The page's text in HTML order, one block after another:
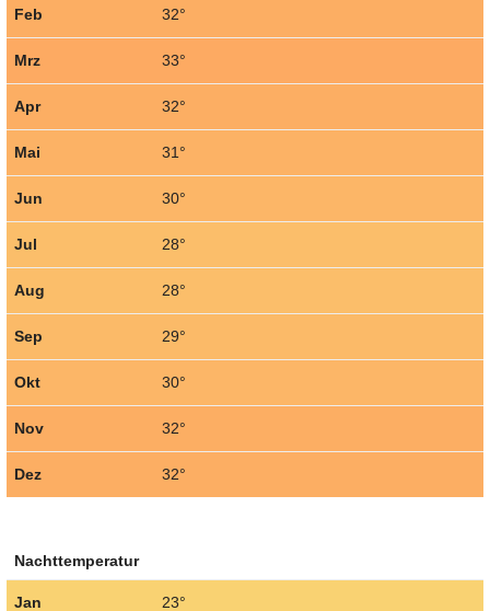
Feb 32°
Mrz 33°
Apr 32°
Mai 31°
Jun 30°
Jul 28°
Aug 28°
Sep 29°
Okt 30°
Nov 32°
Dez 32°
Nachttemperatur
Jan 23°